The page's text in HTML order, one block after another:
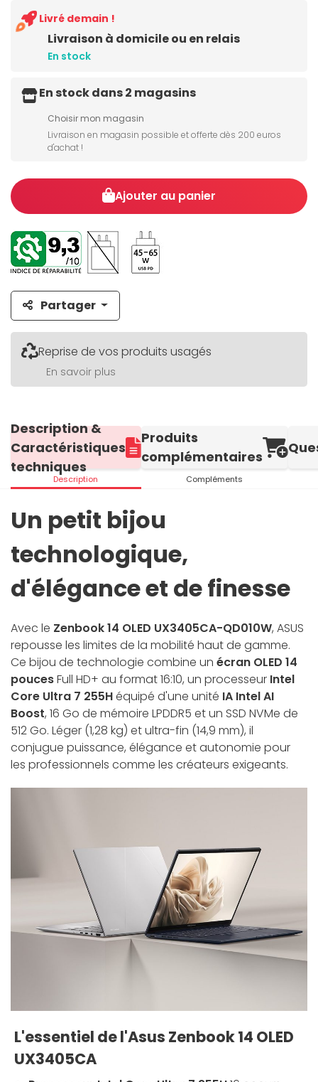
Livraison à domicile ou en relais
En stock
Livré demain !
En stock dans 2 magasins
Choisir mon magasin
Livraison en magasin possible et offerte dès 200 euros
d'achat !
Ajouter au panier
Partager
Reprise de vos produits usagés
En savoir plus
Description &
Caractéristiques
techniques
Description
Produits
complémentaires
Compléments
Un petit bijou
technologique,
d'élégance et de finesse
Avec le Zenbook 14 OLED UX3405CA-QD010W, ASUS
repousse les limites de la mobilité haut de gamme.
Ce bijou de technologie combine un écran OLED 14
poucesFull HD+ au format 16:10, un processeur Intel
Core Ultra 7 255Héquipé d'une unité IA Intel AI
Boost, 16 Go de mémoire LPDDR5 et un SSD NVMe de
512 Go. Léger (1,28 kg) et ultra-fin (14,9 mm), il
conjugue puissance, élégance et autonomie pour
les professionnels comme les créateurs exigeants.
L'essentiel de l'Asus Zenbook 14 OLED
UX3405CA